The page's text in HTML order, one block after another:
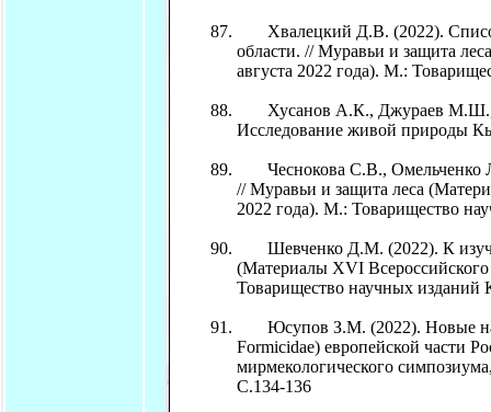
Хвалецкий Д.В. (2022). Список
области. // Муравьи и защита
августа 2022 года). М.:
Хусанов А.К., Джураев М.Ш.,
Исследование живой природы
Чеснокова С.В., Омельченко
// Муравьи и защита леса
2022 года). М.: Товарищество
Шевченко Д.М. (2022). К
(Материалы XVI
Товарищество научных
Юсупов З.М. (2022). Новые
Formicidae) европейской части
мирмекологического
С.134-136